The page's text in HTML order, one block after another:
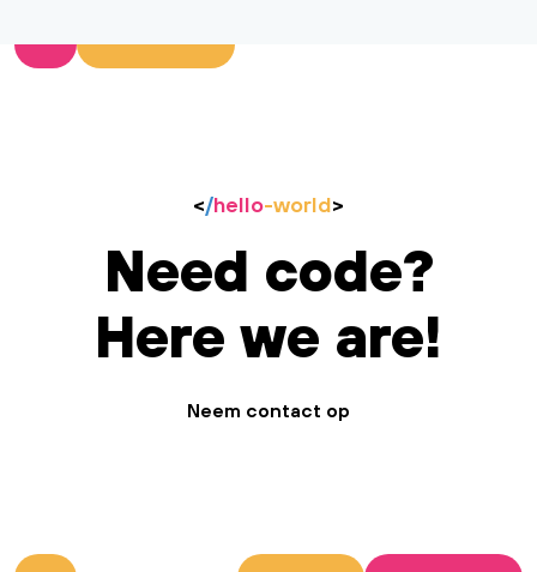
</hello-world>
Need code?
Here we are!
Neem contact op